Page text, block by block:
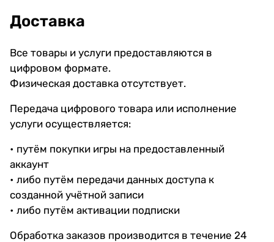
Доставка
Все товары и услуги предоставляются в
цифровом формате.
Физическая доставка отсутствует.
Передача цифрового товара или исполнение
услуги осуществляется:
• путём покупки игры на предоставленный
аккаунт
• либо путём передачи данных доступа к
созданной учётной записи
• либо путём активации подписки
Обработка заказов производится в течение 24